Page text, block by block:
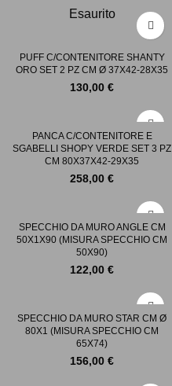
Esaurito
PUFF C/CONTENITORE SHANTY
ORO SET 2 PZ CM Ø 37X42-28X35
130,00 €
PANCA C/CONTENITORE E
SGABELLI SHOPY VERDE SET 3 PZ
CM 80X37X42-29X35
258,00 €
SPECCHIO DA MURO ANGLE CM
50X1X90 (MISURA SPECCHIO CM
50X90)
122,00 €
SPECCHIO DA MURO STAR CM Ø
80X1 (MISURA SPECCHIO CM
65X74)
156,00 €